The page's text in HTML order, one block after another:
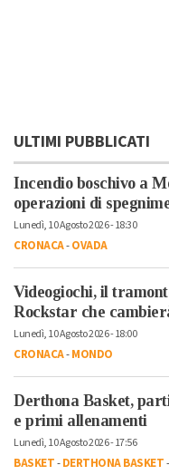
ULTIMI PUBBLICATI
Incendio boschivo a
operazioni di
Lunedì, 10 Agosto 2026 - 18:30
CRONACA-OVADA
Videogiochi, il
Rockstar che
Lunedì, 10 Agosto 2026 - 18:00
CRONACA-MONDO
Derthona Basket,
e primi allenamenti
Lunedì, 10 Agosto 2026 - 17:56
BASKET-DERTHONA BASKET-